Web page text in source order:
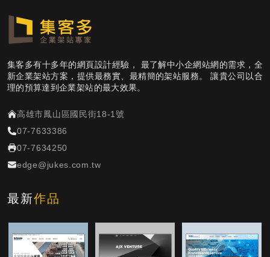
集客多有十多年的網頁設計經驗， 最了解中小企網站網的需求，全
新企業架站方案，提供最務實、最精簡的架站服務。 讓貴公司以合
理的預算達到企業架站的最大效果。
高雄市鳳山區國民街18-1號
07-7633386
07-7634250
edge@jukes.com.tw
最新作品